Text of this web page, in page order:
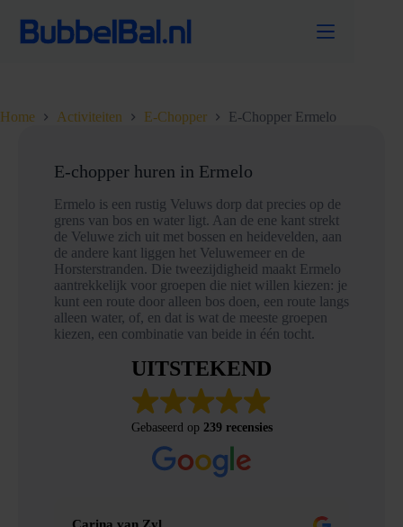
naar
Home Activiteiten E-Chopper E-Chopper Ermelo
E-chopper huren in Ermelo
Ermelo is een rustig Veluws dorp dat precies op de
grens van bos en water ligt. Aan de ene kant strekt
de Veluwe zich uit met bossen en heidevelden, aan
de andere kant liggen het Veluwemeer en de
Horsterstranden. Die tweezijdigheid maakt Ermelo
aantrekkelijk voor groepen die niet willen kiezen: je
kunt een route door alleen bos doen, een route langs
alleen water, of, en dat is wat de meeste groepen
kiezen, een combinatie van beide in één tocht.
UITSTEKEND
Gebaseerd op 239 recensies